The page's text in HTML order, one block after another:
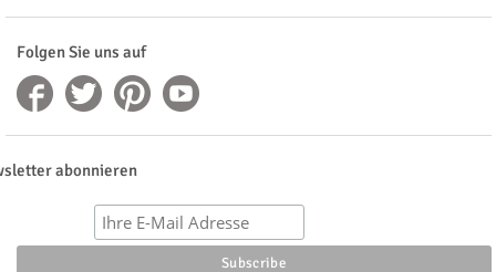
Folgen Sie uns auf
abonnieren